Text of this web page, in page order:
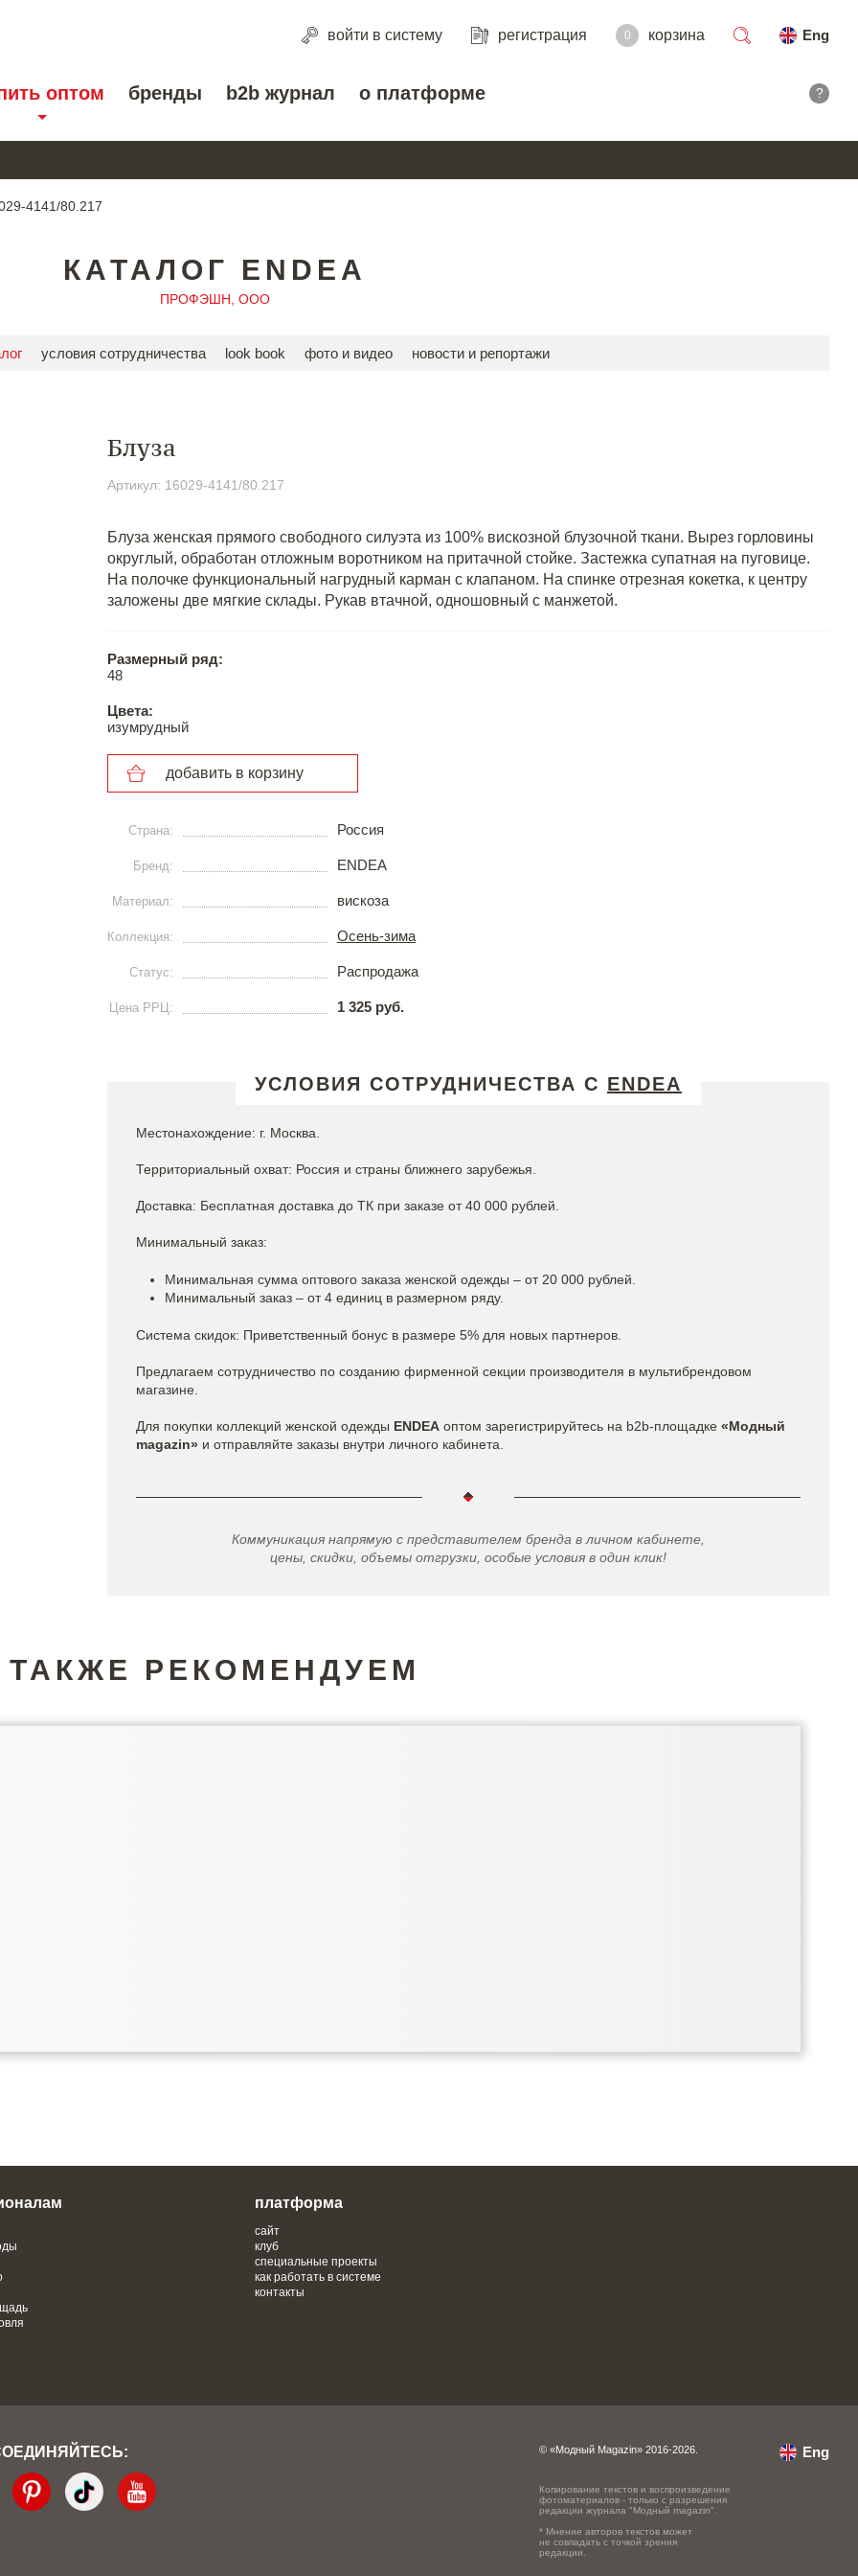
войти в систему регистрация 0 корзина
Eng
оптом бренды b2b журнал о платформе ?
4141/80.217
КАТАЛОГ ENDEA
ПРОФЭШН, ООО
условия сотрудничества look book фото и видео новости и репортажи
Блуза
Артикул: 16029-4141/80.217
Блуза женская прямого свободного силуэта из 100% вискозной блузочной ткани. Вырез горловины
округлый, обработан отложным воротником на притачной стойке. Застежка супатная на пуговице.
На полочке функциональный нагрудный карман с клапаном. На спинке отрезная кокетка, к центру
заложены две мягкие склады. Рукав втачной, одношовный с манжетой.
Размерный ряд:
48
Цвета:
изумрудный
добавить в корзину
Страна: Россия
Бренд: ENDEA
Материал: вискоза
Коллекция: Осень-зима
Статус: Распродажа
Цена РРЦ: 1 325 руб.
УСЛОВИЯ СОТРУДНИЧЕСТВА С ENDEA
Местонахождение: г. Москва.
Территориальный охват: Россия и страны ближнего зарубежья.
Доставка: Бесплатная доставка до ТК при заказе от 40 000 рублей.
Минимальный заказ:
Минимальная сумма оптового заказа женской одежды – от 20 000 рублей.
Минимальный заказ – от 4 единиц в размерном ряду.
Система скидок: Приветственный бонус в размере 5% для новых партнеров.
Предлагаем сотрудничество по созданию фирменной секции производителя в мультибрендовом
магазине.
Для покупки коллекций женской одежды ENDEA оптом зарегистрируйтесь на b2b-площадке «Модный
magazin» и отправляйте заказы внутри личного кабинета.
Коммуникация напрямую с представителем бренда в личном кабинете,
цены, скидки, объемы отгрузки, особые условия в один клик!
ТАКЖЕ РЕКОМЕНДУЕМ
платформа
сайт
клуб
специальные проекты
как работать в системе
контакты
© «Модный Magazin» 2016-2026.
Копирование текстов и воспроизведение
фотоматериалов - только с разрешения
редакции журнала "Модный magazin".
* Мнение авторов текстов может
не совпадать с точкой зрения
редакции.
Eng